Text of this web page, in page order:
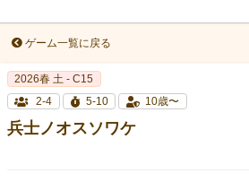
ゲーム一覧に戻る
2026春 土 - C15
2-4
5-10 10歳〜
兵士ノオスソワケ